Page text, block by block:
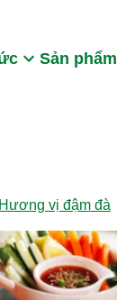
Sản phẩm
vị đậm đà